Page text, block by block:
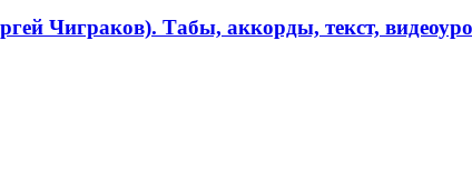
Чиграков). Табы, аккорды, текст,